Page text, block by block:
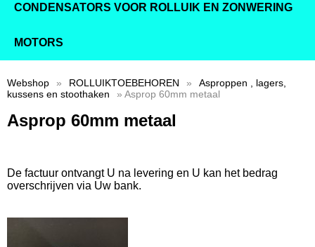
CONDENSATORS VOOR ROLLUIK EN ZONWERING
MOTORS
Webshop » ROLLUIKTOEBEHOREN »
Asproppen , lagers,
kussens en stoothaken
» Asprop 60mm metaal
Asprop 60mm metaal
De factuur ontvangt U na levering en U kan het bedrag
overschrijven via Uw bank.